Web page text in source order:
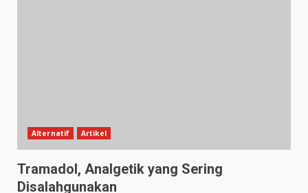
Alternatif Artikel
Tramadol, Analgetik yang Sering
Disalahgunakan